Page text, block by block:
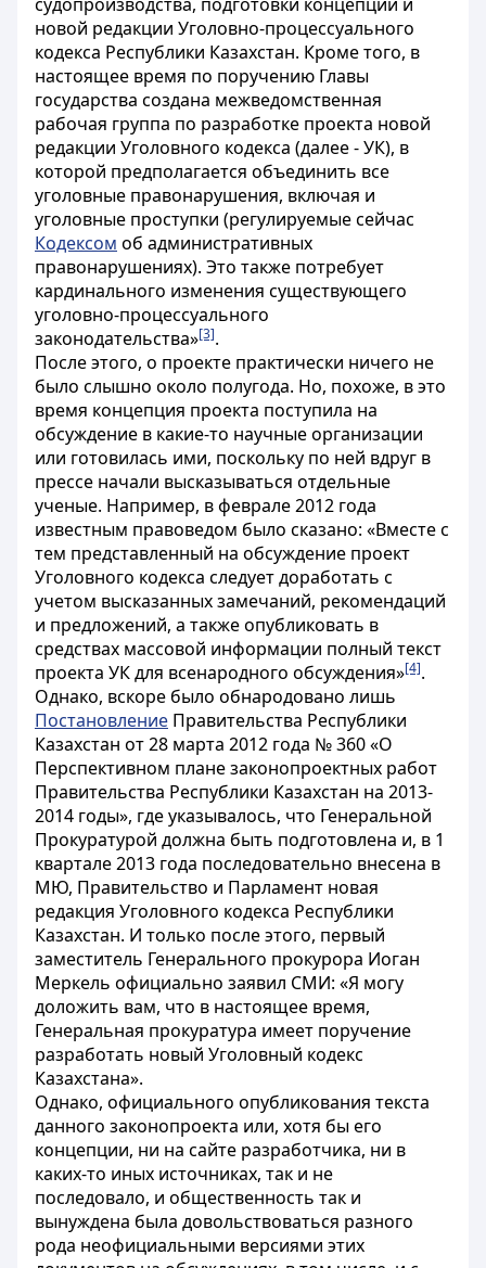
новой редакции Уголовно-процессуального
кодекса Республики Казахстан. Кроме того, в
настоящее время по поручению Главы
государства создана межведомственная
рабочая группа по разработке проекта новой
редакции Уголовного кодекса (далее - УК), в
которой предполагается объединить все
уголовные правонарушения, включая и
уголовные проступки (регулируемые сейчас
Кодексом об административных
правонарушениях). Это также потребует
кардинального изменения существующего
уголовно-процессуального
законодательства»[3].
После этого, о проекте практически ничего не
было слышно около полугода. Но, похоже, в это
время концепция проекта поступила на
обсуждение в какие-то научные организации
или готовилась ими, поскольку по ней вдруг в
прессе начали высказываться отдельные
ученые. Например, в феврале 2012 года
известным правоведом было сказано: «Вместе с
тем представленный на обсуждение проект
Уголовного кодекса следует доработать с
учетом высказанных замечаний, рекомендаций
и предложений, а также опубликовать в
средствах массовой информации полный текст
проекта УК для всенародного обсуждения»[4].
Однако, вскоре было обнародовано лишь
Постановление Правительства Республики
Казахстан от 28 марта 2012 года № 360 «О
Перспективном плане законопроектных работ
Правительства Республики Казахстан на 2013-
2014 годы», где указывалось, что Генеральной
Прокуратурой должна быть подготовлена и, в 1
квартале 2013 года последовательно внесена в
МЮ, Правительство и Парламент новая
редакция Уголовного кодекса Республики
Казахстан. И только после этого, первый
заместитель Генерального прокурора Иоган
Меркель официально заявил СМИ: «Я могу
доложить вам, что в настоящее время,
Генеральная прокуратура имеет поручение
разработать новый Уголовный кодекс
Казахстана».
Однако, официального опубликования текста
данного законопроекта или, хотя бы его
концепции, ни на сайте разработчика, ни в
каких-то иных источниках, так и не
последовало, и общественность так и
вынуждена была довольствоваться разного
рода неофициальными версиями этих